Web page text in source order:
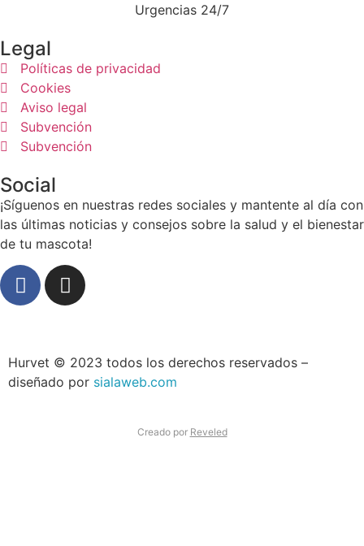
Urgencias 24/7
Legal
Políticas de privacidad
Cookies
Aviso legal
Subvención
Subvención
Social
¡Síguenos en nuestras redes sociales y mantente al día con
las últimas noticias y consejos sobre la salud y el bienestar
de tu mascota!
Hurvet © 2023 todos los derechos reservados –
diseñado por sialaweb.com
Creado por Reveled